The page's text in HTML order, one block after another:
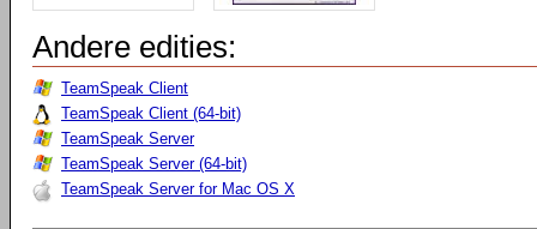
Andere edities:
TeamSpeak Client
TeamSpeak Client (64-bit)
TeamSpeak Server
TeamSpeak Server (64-bit)
TeamSpeak Server for Mac OS X